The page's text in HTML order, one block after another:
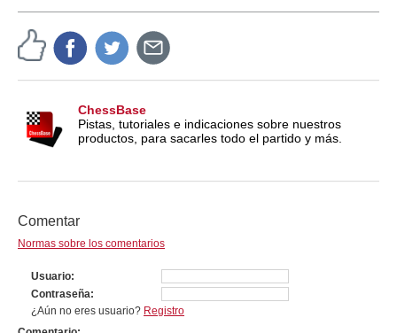
ChessBase
Pistas, tutoriales e indicaciones sobre nuestros
productos, para sacarles todo el partido y más.
Comentar
Normas sobre los comentarios
Usuario
Contraseña
¿Aún no eres usuario? Registro